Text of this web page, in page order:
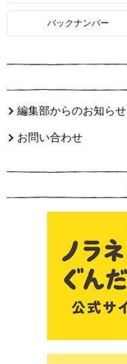
バックナンバー
編集部からのお知らせ
お問い合わせ